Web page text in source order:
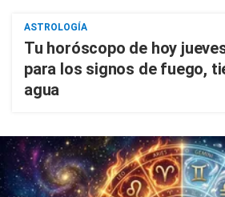
ASTROLOGÍA
Tu horóscopo de hoy
para los signos de fuego,
agua